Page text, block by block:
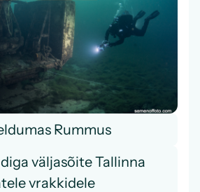
Rummus
väljasõite Tallinna
vrakkidele